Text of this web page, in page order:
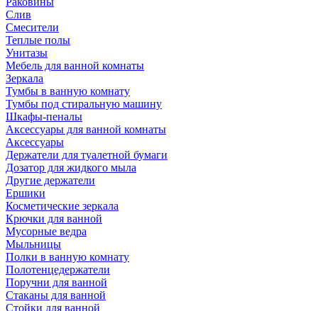
Слив
Смесители
Теплые полы
Унитазы
Мебель для ванной комнаты
Зеркала
Тумбы в ванную комнату
Тумбы под стиральную машину
Шкафы-пеналы
Аксессуары для ванной комнаты
Аксессуары
Держатели для туалетной бумаги
Дозатор для жидкого мыла
Другие держатели
Ершики
Косметические зеркала
Крючки для ванной
Мусорные ведра
Мыльницы
Полки в ванную комнату
Полотенцедержатели
Поручни для ванной
Стаканы для ванной
Стойки для ванной